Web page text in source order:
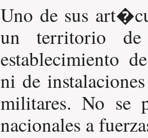
Uno de sus
un territorio
establecimiento
ni de
militares. No se
nacionales a